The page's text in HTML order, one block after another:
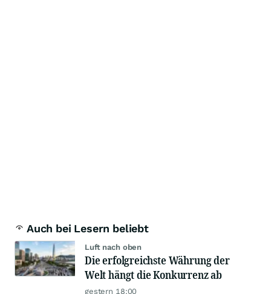
Auch bei Lesern beliebt
Luft nach oben
Die erfolgreichste Währung der
Welt hängt die Konkurrenz ab
gestern 18:00